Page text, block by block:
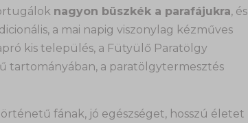
nagyon büszkék a parafájukra, és
a mai napig viszonylag kézműves
kis település, a Fütyülő Paratölgy
tartományában, a paratölgytermesztés
fának, jó egészséget, hosszú életet